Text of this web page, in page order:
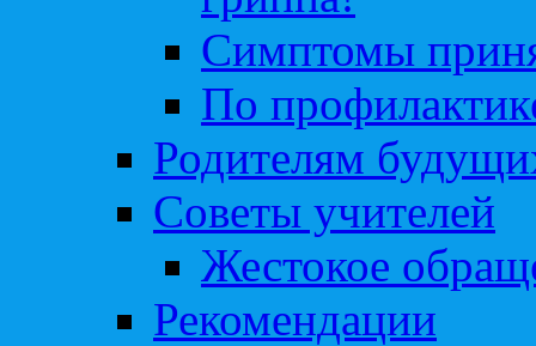
Симптомы
По
Родителям
Советы учителей
Жестокое
Рекомендации